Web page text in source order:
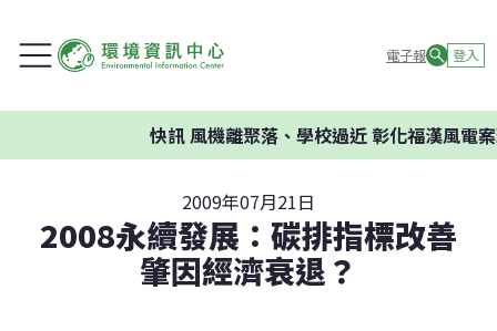
電子報 登入
快訊風機離聚落、學校過近 彰化福漢風電案
2009年07月21日
2008永續發展：碳排指標改善
肇因經濟衰退？